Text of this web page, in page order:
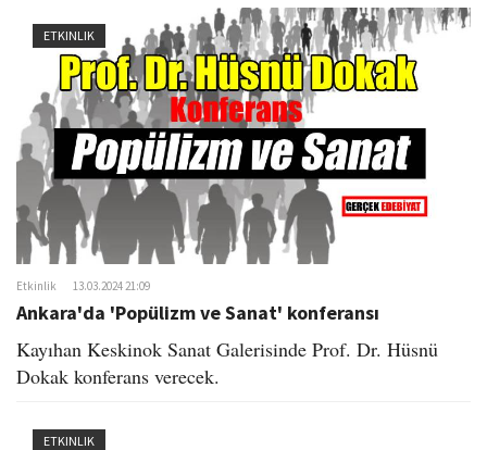
ETKINLIK
Etkinlik 13.03.2024 21:09
Ankara'da 'Popülizm ve Sanat' konferansı
Kayıhan Keskinok Sanat Galerisinde Prof. Dr. Hüsnü
Dokak konferans verecek.
ETKINLIK